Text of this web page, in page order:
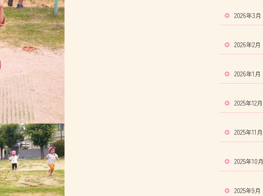
2026年3月
2026年2月
2026年1月
2025年12月
2025年11月
2025年10月
2025年9月